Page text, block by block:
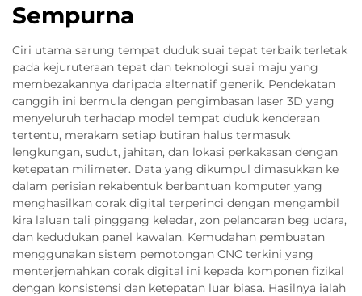
Sempurna
Ciri utama sarung tempat duduk suai tepat terbaik terletak
pada kejuruteraan tepat dan teknologi suai maju yang
membezakannya daripada alternatif generik. Pendekatan
canggih ini bermula dengan pengimbasan laser 3D yang
menyeluruh terhadap model tempat duduk kenderaan
tertentu, merakam setiap butiran halus termasuk
lengkungan, sudut, jahitan, dan lokasi perkakasan dengan
ketepatan milimeter. Data yang dikumpul dimasukkan ke
dalam perisian rekabentuk berbantuan komputer yang
menghasilkan corak digital terperinci dengan mengambil
kira laluan tali pinggang keledar, zon pelancaran beg udara,
dan kedudukan panel kawalan. Kemudahan pembuatan
menggunakan sistem pemotongan CNC terkini yang
menterjemahkan corak digital ini kepada komponen fizikal
dengan konsistensi dan ketepatan luar biasa. Hasilnya ialah